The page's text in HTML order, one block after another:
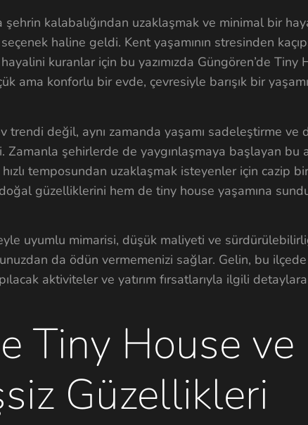
şehrin kalabalığından uzaklaşmak ve minimal bir
haline geldi. Kent yaşamının stresinden
kuranlar için bu yazımızda Güngören’de Tiny
ama konforlu bir evde, çevresiyle barışık bir
trendi değil, aynı zamanda yaşamı sadeleştirme ve
Zamanla şehirlerde de yaygınlaşmaya başlayan bu
temposundan uzaklaşmak isteyenler için cazip
güzelliklerini hem de tiny house yaşamına
uyumlu mimarisi, düşük maliyeti ve
da ödün vermemenizi sağlar. Gelin, bu ilçede
aktiviteler ve yatırım fırsatlarıyla ilgili
Tiny House ve
Güzellikleri